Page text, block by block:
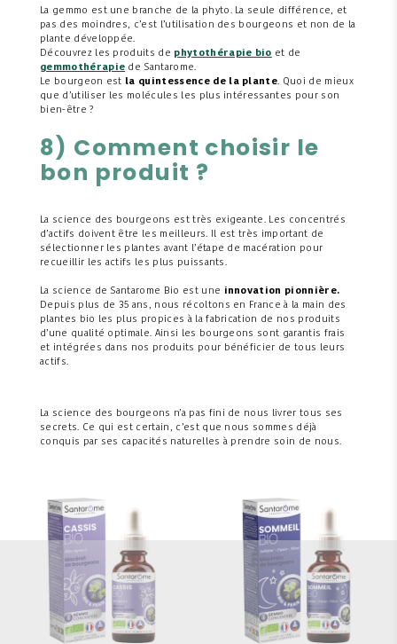
La gemmo est une branche de la phyto. La seule différence, et
pas des moindres, c’est l’utilisation des bourgeons et non de la
plante développée.
Découvrez les produits de phytothérapie bio et de
gemmothérapie de Santarome.
Le bourgeon est la quintessence de la plante. Quoi de mieux
que d’utiliser les molécules les plus intéressantes pour son
bien-être ?
8) Comment choisir le
bon produit ?
La science des bourgeons est très exigeante. Les concentrés
d’actifs doivent être les meilleurs. Il est très important de
sélectionner les plantes avant l’étape de macération pour
recueillir les actifs les plus puissants.
La science de Santarome Bio est une innovation pionnière.
Depuis plus de 35 ans, nous récoltons en France à la main des
plantes bio les plus propices à la fabrication de nos produits
d’une qualité optimale. Ainsi les bourgeons sont garantis frais
et intégrées dans nos produits pour bénéficier de tous leurs
actifs.
La science des bourgeons n’a pas fini de nous livrer tous ses
secrets. Ce qui est certain, c’est que nous sommes déjà
conquis par ses capacités naturelles à prendre soin de nous.